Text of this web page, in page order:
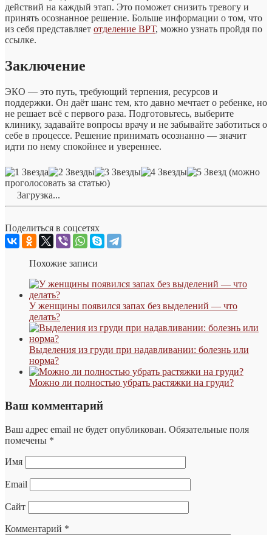
действий на каждый этап. Это поможет снизить тревогу и
принять осознанное решение. Больше информации о том, что
из себя представляет отделение ВРТ, можно узнать пройдя по
ссылке.
Заключение
ЭКО — это путь, требующий терпения, ресурсов и
поддержки. Он даёт шанс тем, кто давно мечтает о ребенке, но
не решает всё с первого раза. Подготовьтесь, выберите
клинику, задавайте вопросы врачу и не забывайте заботиться о
себе в процессе. Решение принимать осознанно — значит
идти по нему спокойнее и увереннее.
(можно
проголосовать за статью)
Загрузка...
Поделиться в соцсетях
Похожие записи
У женщины появился запах без выделений — что
делать?
Выделения из груди при надавливании: болезнь или
норма?
Можно ли полностью убрать растяжки на груди?
Ваш комментарий
Ваш адрес email не будет опубликован. Обязательные поля
помечены *
Имя
Email
Сайт
Комментарий *